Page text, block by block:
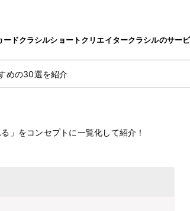
ードクラシルショートクリエイタークラシルのサー
めの30選を紹介
30選を紹介
」をコンセプトに一覧化して紹介！